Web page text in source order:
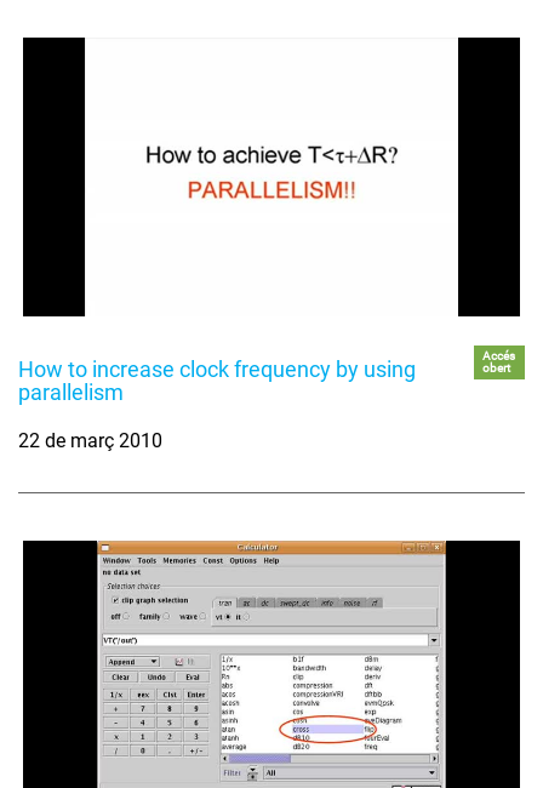
How to increase clock frequency by using
parallelism
Accés
obert
22 de març 2010